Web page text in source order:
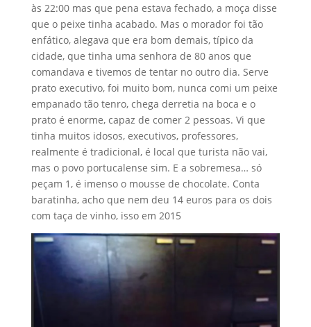
às 22:00 mas que pena estava fechado, a moça disse
que o peixe tinha acabado. Mas o morador foi tão
enfático, alegava que era bom demais, típico da
cidade, que tinha uma senhora de 80 anos que
comandava e tivemos de tentar no outro dia. Serve
prato executivo, foi muito bom, nunca comi um peixe
empanado tão tenro, chega derretia na boca e o
prato é enorme, capaz de comer 2 pessoas. Vi que
tinha muitos idosos, executivos, professores,
realmente é tradicional, é local que turista não vai,
mas o povo portucalense sim. E a sobremesa… só
peçam 1, é imenso o mousse de chocolate. Conta
baratinha, acho que nem deu 14 euros para os dois
com taça de vinho, isso em 2015